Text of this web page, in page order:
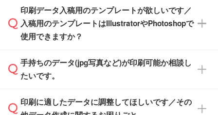
※土日祝日を除く営業日換算です。
※沖縄・離島は追加日数がかかります。
ザインソフトがなくても安心です。
また、「データ作成サービス
せいただければ、弊社にて無料でデザインデー
タを1点作成いたします。
IllustratorやPhotoshop、CLIP STUDIOなどのデ
ザインソフトでこだわりのデザインを作成した
い方は、完全データ入稿
積・ご注文フォームにアップロードしてご入稿
ください。
ご入稿後は経験豊富なスタッフがデータに不備
がないかチェックし、お客様と確認してから印
印刷データ入稿用のテンプレートが欲しいです／
入稿用のテンプレートはIllustratorやPhotoshopで
使用できますか？
一部商品は入稿用テンプレートのご用意があり
ます。各商品ページの『印刷方法・テンプレー
入稿用のテンプレートはPDF形式ですが、
手持ちのデータ(jpg写真など)が印刷可能か相談し
たいです。
印刷に適したデータ・解像度かどうか、担当ス
印刷に適したデータに調整してほしいです／その